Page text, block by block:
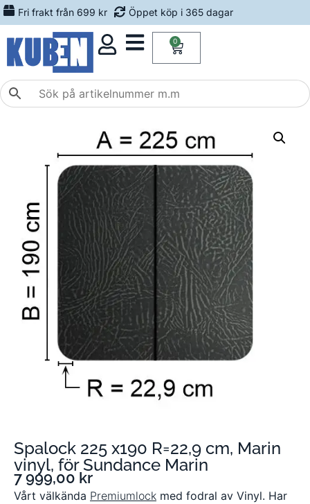
Fri frakt från 699 kr Öppet köp i 365 dagar
0
Spalock 225 x190 R=22,9 cm, Marin
vinyl, för Sundance Marin
7 999,00 kr
Vårt välkända Premiumlock med fodral av Vinyl. Har